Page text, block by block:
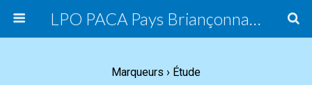
LPO PACA Pays Briançonnais, groupe local
Marqueurs › Étude